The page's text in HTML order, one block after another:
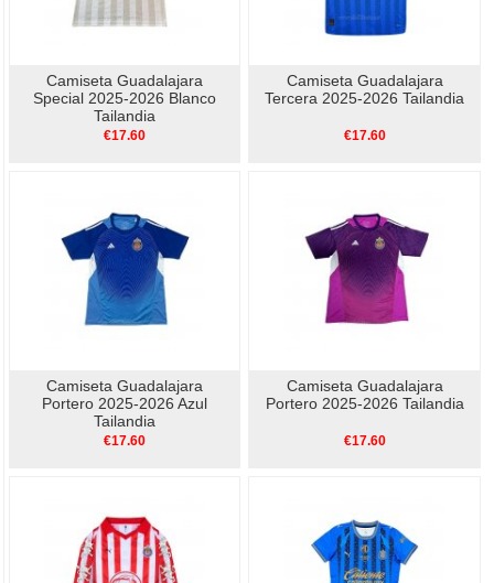
Camiseta Guadalajara
Special 2025-2026 Blanco
Tailandia
€17.60
Camiseta Guadalajara
Tercera 2025-2026 Tailandia
€17.60
Camiseta Guadalajara
Portero 2025-2026 Azul
Tailandia
€17.60
Camiseta Guadalajara
Portero 2025-2026 Tailandia
€17.60